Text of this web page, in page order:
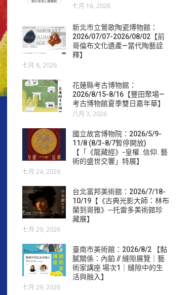
七月 16, 2026
新北市立鶯歌陶瓷博物館：
2026/07/07-2026/08/02【前
哥倫布文化遺產—當代陶藝詮
釋】
七月 8, 2026
花蓮縣考古博物館：
2026/8/15-8/16【豐田聚場—
考古博物館夏季雙日嘉年華】
八月 3, 2026
國立故宮博物院：2026/5/9-
11/8 (8/3-8/7暫停開放)
【「《龍藏經》-皇權. 信仰. 藝
術的盛世交響」特展】
七月 24, 2026
台北富邦美術館：2026/7/18-
10/19【《古典光影大師：林布
蘭到哥雅》─托雷多美術館珍
藏展】
七月 29, 2026
臺南市美術館：2026/8/2 【黏
膩關係：內餡 // 縫隙展覽｜藝
術家講座 場次1｜縫隙中的生
活與融入】
七月 29, 2026